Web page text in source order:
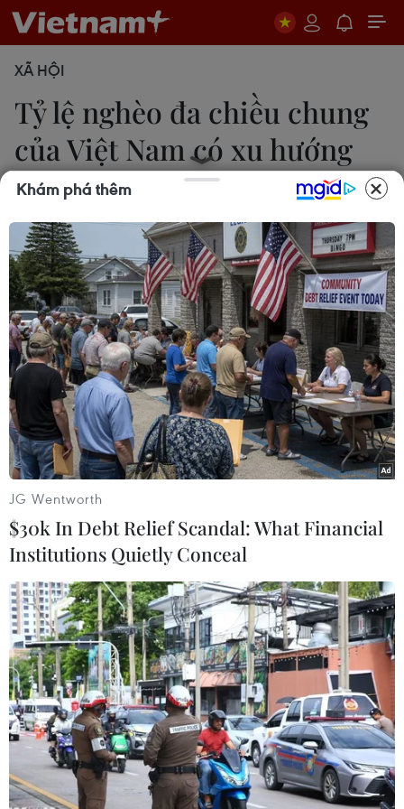
XÃ HỘI
Tỷ lệ nghèo đa chiều chung
của Việt Nam có xu hướng
giảm
P.V
21/06/2021 04:02
Giai đoạn 2016-2019, tỷ lệ hộ thiếu hụt các dịch vụ
xã hội cơ bản có xu hướng giảm qua các năm.
Điều này cho thấy các hộ gia đình Việt Nam tiếp
cận ngày càng tốt với các dịch vụ xã hội cơ bản.
(Ảnh minh hoạ: Trần Việt/TTXVN)
Tỷ lệ nghèo đa chiều chung của Việt Nam có xu
hướng giảm qua các năm, từ 9,9% năm 2016
xuống còn 4,5% năm 2020. Tỷ lệ nghèo đa chiều
ở nông thôn vẫn cao hơn nhiều so với thành thị,
Khám phá thêm
JG Wentworth
$30k In Debt Relief Scandal: What Financial
Institutions Quietly Conceal